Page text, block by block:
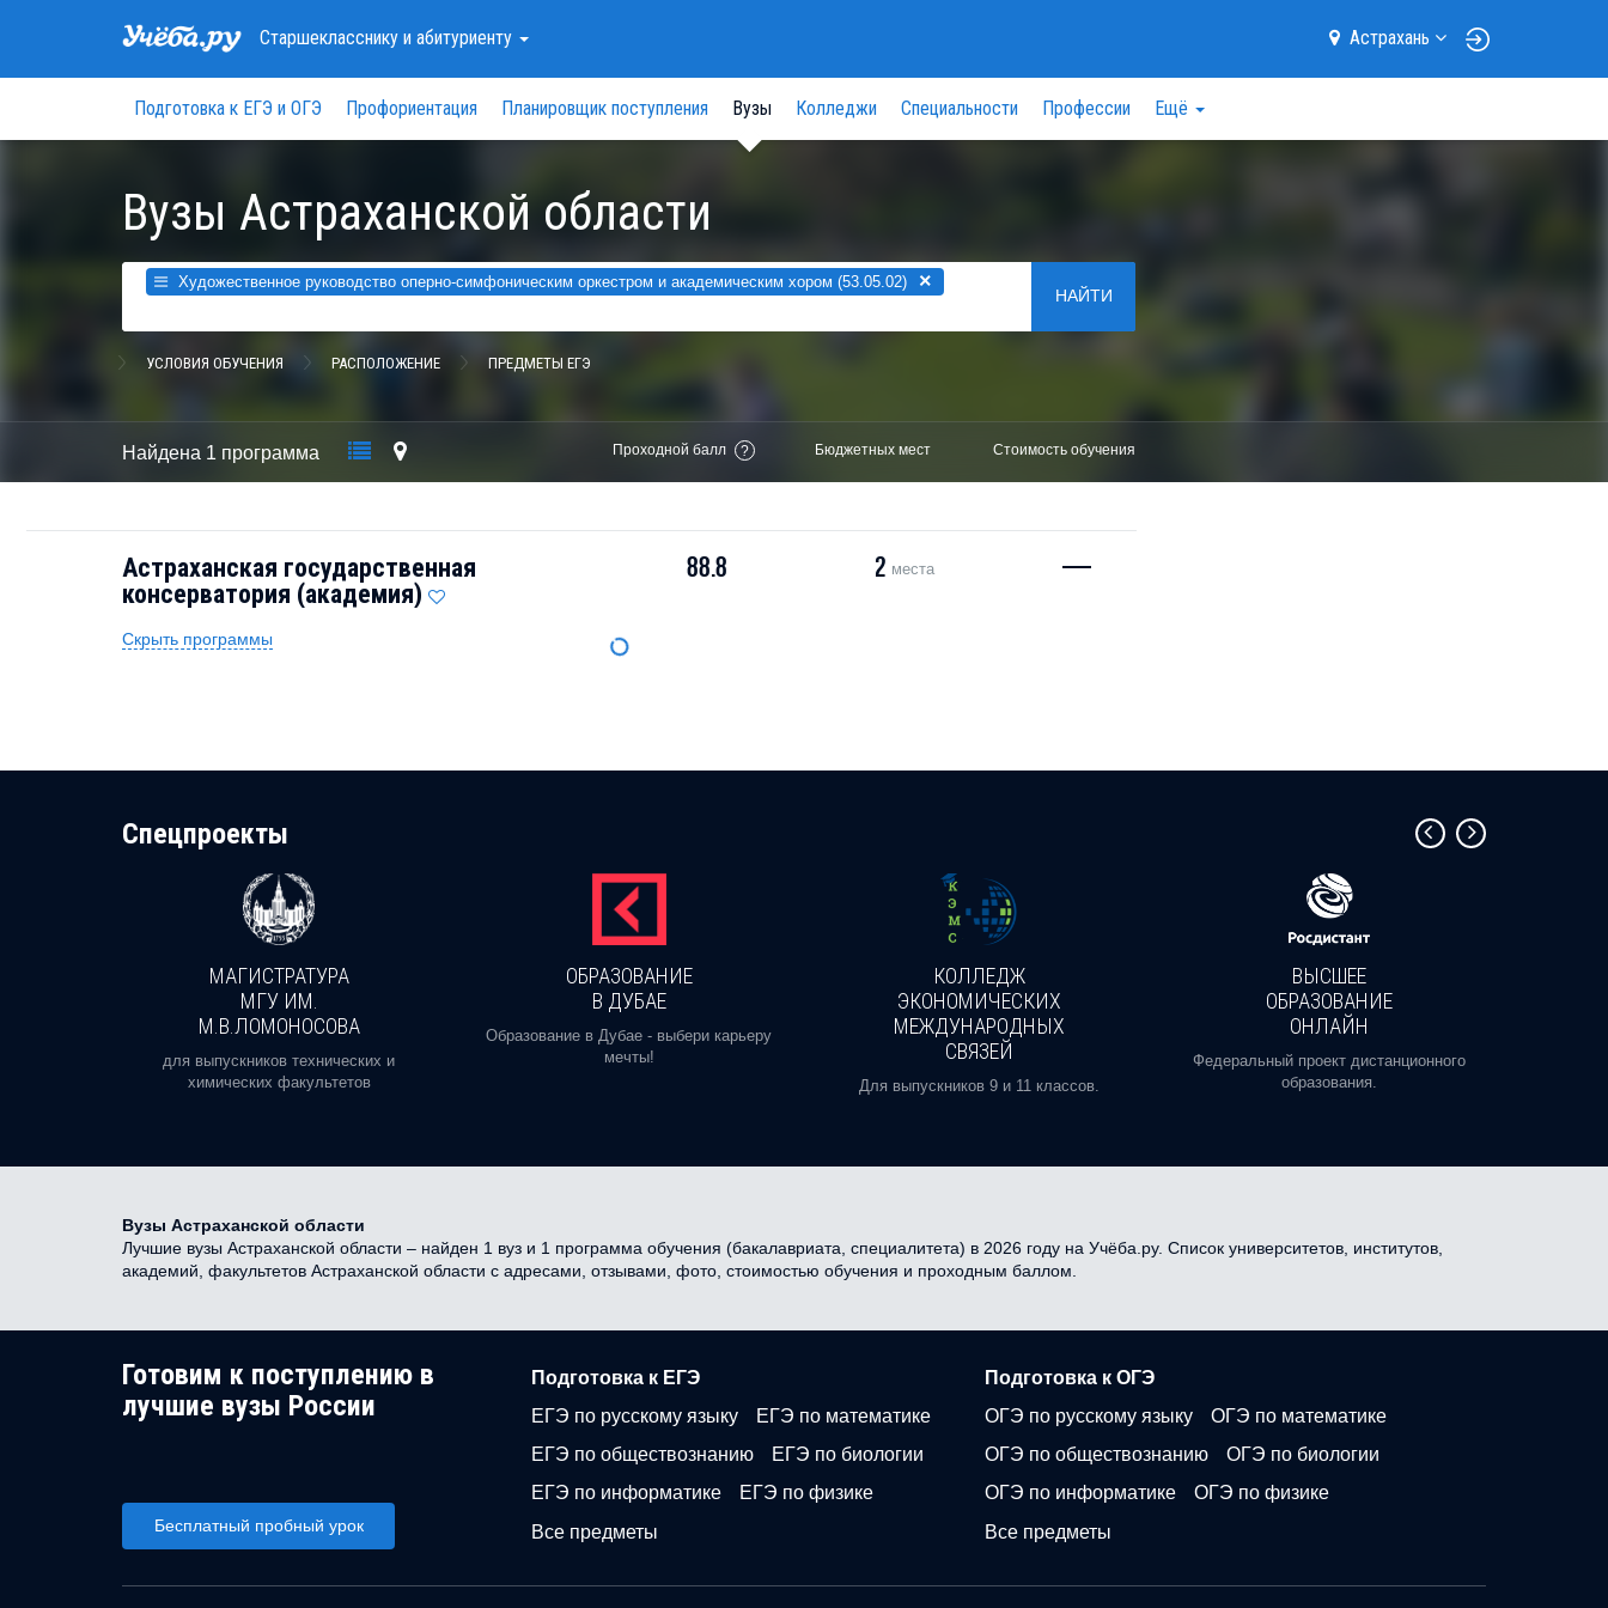
Старшеклассникуи абитуриенту Астрахань
Подготовка к ЕГЭ и ОГЭ Профориентация Планировщик поступления Вузы Колледжи Специальности Профессии Ещё
Вузы Астраханской области
Художественное руководство оперно-симфоническим оркестром и академическим хором (53.05.02) ×
НАЙТИ
УСЛОВИЯ ОБУЧЕНИЯ РАСПОЛОЖЕНИЕ ПРЕДМЕТЫ ЕГЭ
Найдена 1 программа Проходной балл ? Бюджетных мест Стоимость обучения
Астраханская государственная
консерватория (академия)
88.8 2 места —
Скрыть программы
Cпецпроекты
МАГИСТРАТУРА
МГУ ИМ.
М.В.ЛОМОНОСОВА
для выпускников технических и
химических факультетов
ОБРАЗОВАНИЕ
В ДУБАЕ
Образование в Дубае - выбери карьеру
мечты!
КОЛЛЕДЖ
ЭКОНОМИЧЕСКИХ
МЕЖДУНАРОДНЫХ
СВЯЗЕЙ
Для выпускников 9 и 11 классов.
ВЫСШЕЕ
ОБРАЗОВАНИЕ
ОНЛАЙН
Федеральный проект дистанционного
образования.
Вузы Астраханской области
Лучшие вузы Астраханской области – найден 1 вуз и 1 программа обучения (бакалавриата, специалитета) в 2026 году на Учёба.ру. Список университетов, институтов,
академий, факультетов Астраханской области с адресами, отзывами, фото, стоимостью обучения и проходным баллом.
Готовим к поступлению в
лучшие вузы России
Бесплатный пробный урок
Подготовка к ЕГЭ
ЕГЭ по русскому языку
ЕГЭ по математике
ЕГЭ по обществознанию
ЕГЭ по биологии
ЕГЭ по информатике
ЕГЭ по физике
Все предметы
Подготовка к ОГЭ
ОГЭ по русскому языку
ОГЭ по математике
ОГЭ по обществознанию
ОГЭ по биологии
ОГЭ по информатике
ОГЭ по физике
Все предметы